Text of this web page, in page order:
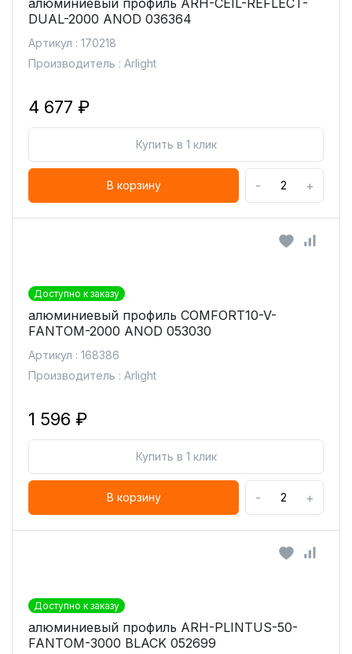
алюминиевый профиль ARH-CEIL-REFLECT-
DUAL-2000 ANOD 036364
Артикул : 170218
Производитель : Arlight
4 677 ₽
Купить в 1 клик
В корзину - +
Доступно к заказу
алюминиевый профиль COMFORT10-V-
FANTOM-2000 ANOD 053030
Артикул : 168386
Производитель : Arlight
1 596 ₽
Купить в 1 клик
В корзину - +
Доступно к заказу
алюминиевый профиль ARH-PLINTUS-50-
FANTOM-3000 BLACK 052699